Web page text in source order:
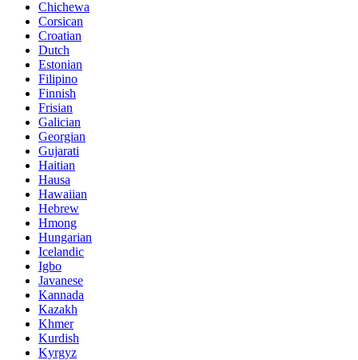
Chichewa
Corsican
Croatian
Dutch
Estonian
Filipino
Finnish
Frisian
Galician
Georgian
Gujarati
Haitian
Hausa
Hawaiian
Hebrew
Hmong
Hungarian
Icelandic
Igbo
Javanese
Kannada
Kazakh
Khmer
Kurdish
Kyrgyz